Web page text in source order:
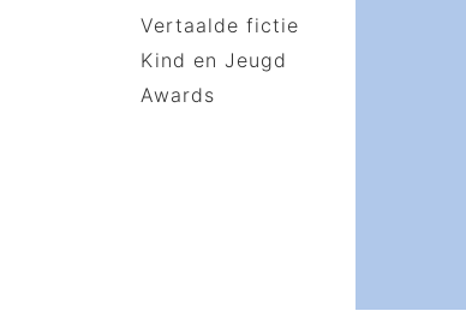
Vertaalde fictie
Kind en Jeugd
Awards